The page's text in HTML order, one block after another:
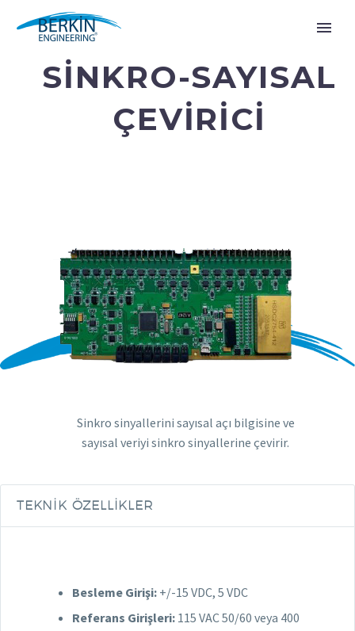
SİNKRO-SAYISAL
ÇEVİRİCİ
Sinkro sinyallerini sayısal açı bilgisine ve
sayısal veriyi sinkro sinyallerine çevirir.
TEKNIK ÖZELLIKLER
Besleme Girişi: +/-15 VDC, 5 VDC
Referans Girişleri: 115 VAC 50/60 veya 400